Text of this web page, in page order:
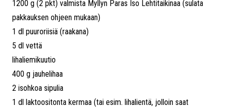
1200 g (2 pkt) valmista Myllyn Paras Iso Lehtitaikinaa (sulata
pakkauksen ohjeen mukaan)
1 dl puuroriisiä (raakana)
5 dl vettä
lihaliemikuutio
400 g jauhelihaa
2 isohkoa sipulia
1 dl laktoositonta kermaa (tai esim. lihalientä, jolloin saat